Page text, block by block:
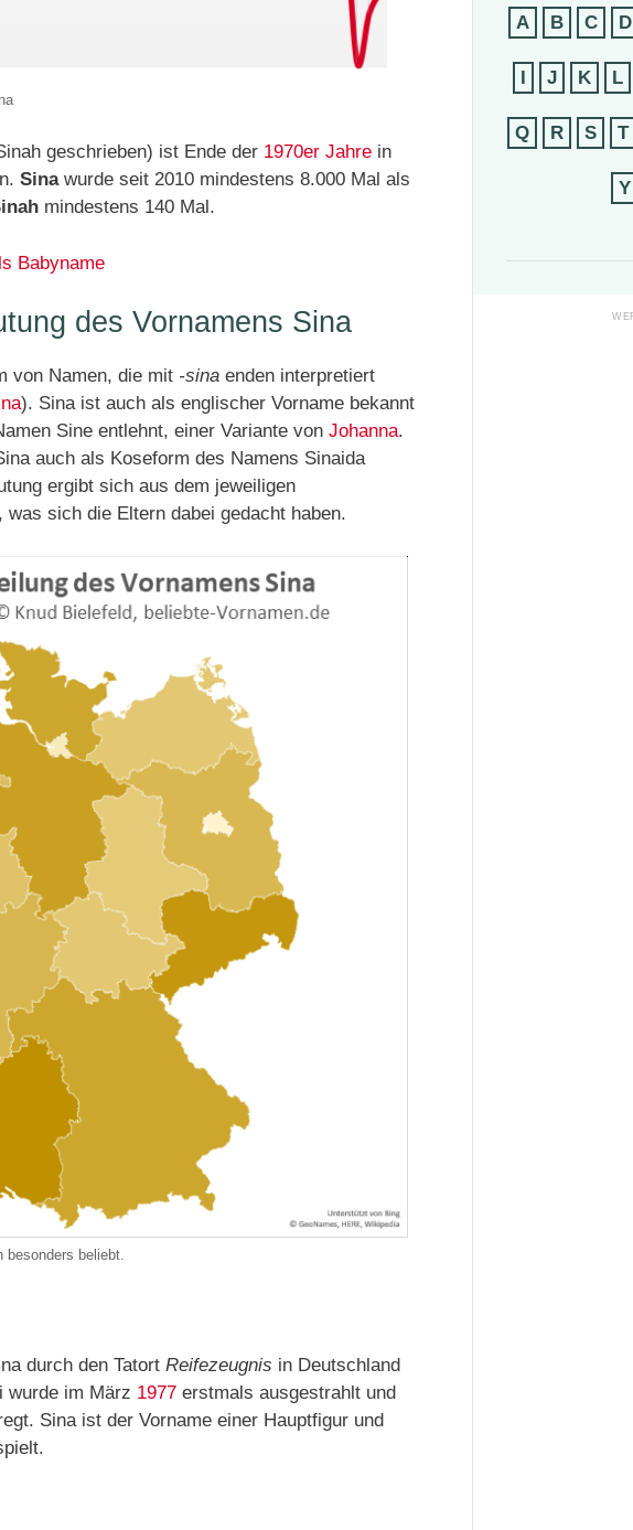
geschrieben) ist Ende der 1970er Jahre in
Sinawurde seit 2010 mindestens 8.000 Mal als
mindestens 140 Mal.
Babyname
des Vornamens Sina
von Namen, die mit -sina enden interpretiert
). Sina ist auch als englischer Vorname bekannt
Sine entlehnt, einer Variante von Johanna.
auch als Koseform des Namens Sinaida
ergibt sich aus dem jeweiligen
sich die Eltern dabei gedacht haben.
besonders beliebt.
durch den Tatort Reifezeugnis in Deutschland
wurde im März 1977 erstmals ausgestrahlt und
Sina ist der Vorname einer Hauptfigur und
A B C D
I J K L
Q R S T
Y